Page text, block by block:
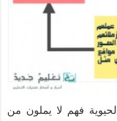
فهم لا يملون من